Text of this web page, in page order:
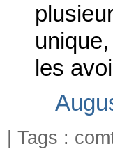
les
| Tags :